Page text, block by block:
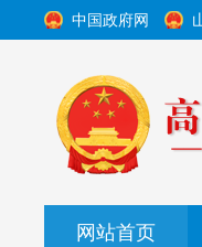
中国政府网
网站首页